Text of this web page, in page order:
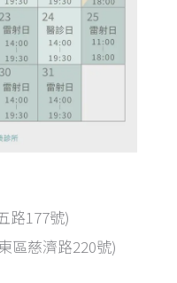
路177號)
區慈濟路220號)